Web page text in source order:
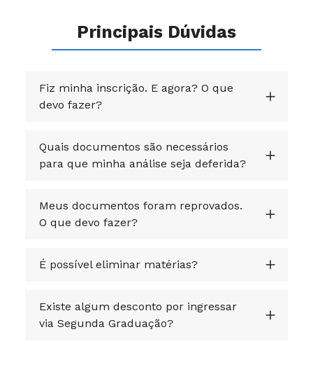
Principais Dúvidas
Fiz minha inscrição. E agora? O que
devo fazer?
Quais documentos são necessários
para que minha análise seja deferida?
Meus documentos foram reprovados.
O que devo fazer?
É possível eliminar matérias?
Existe algum desconto por ingressar
via Segunda Graduação?